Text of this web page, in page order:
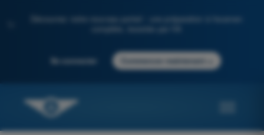
Découvrez notre nouveau portail : une préparation à l'examen
Se connecter Commencer maintenant